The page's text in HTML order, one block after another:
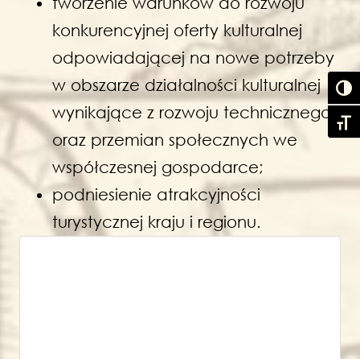
konkurencyjnej oferty kulturalnej
odpowiadającej na nowe potrzeby
w obszarze działalności kulturalnej
wynikające z rozwoju technicznego
oraz przemian społecznych we
współczesnej gospodarce;
podniesienie atrakcyjności
turystycznej kraju i regionu.